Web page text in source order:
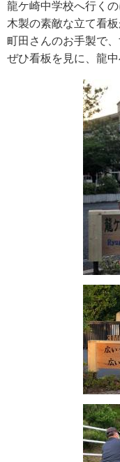
龍ケ崎中学校へ行く
木製の素敵な立て看
町田さんのお手製で
ぜひ看板を見に、龍